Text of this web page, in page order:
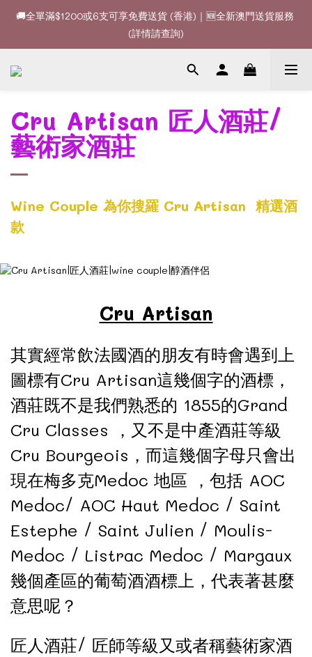
🚚全單滿$1200或6支可享免費送貨 (香港)｜🆕全新澳門送貨服務
(詳情請查詢)
🚚全單滿$1200或6支可享免費送貨 (香港)｜🆕全新澳門送貨服務
(詳情請查詢)
🍷酒款、優惠經常更新，請時刻追蹤我地😊｜🤵👰Wine Couple
🚚全單滿$1200或6支可享免費送貨 (香港)｜🆕全新澳門送貨服務
(詳情請查詢)
Cru Artisan 匠人酒莊/
藝術家酒莊
Wine Couple 為你搜羅 Cru Artisan 精選酒
款
Cru Artisan
其實經常飲法國酒的朋友有時會遇到上
圖標有Cru Artisan這幾個字的酒標，
酒莊既不是我們熟悉的 1855的Grand
Cru Classes ，又不是中產酒莊等級
Cru Bourgeois，而這幾個字母只會出
現在梅多克Medoc 地區 ，包括 AOC
Medoc/ AOC Haut Medoc / Saint
Estephe / Saint Julien / Moulis-
Medoc / Listrac Medoc / Margaux
幾個產區的葡萄酒酒標上，代表著甚麼
意思呢？
匠人酒莊/ 匠師等級又或者稱藝術家酒